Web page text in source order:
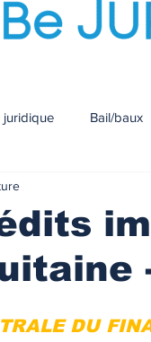
juridique Bail/baux
IMMOBILIES &
neuf
Plafonds de loyers
DU